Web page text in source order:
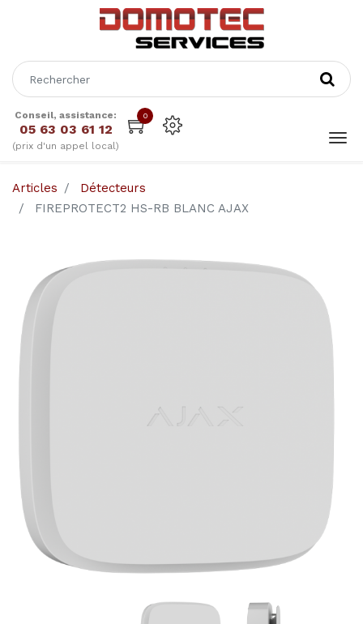
Conseil, assistance:
05 63 03 61 12
(prix d'un appel local)
0
Articles
Détecteurs
FIREPROTECT2 HS-RB BLANC AJAX